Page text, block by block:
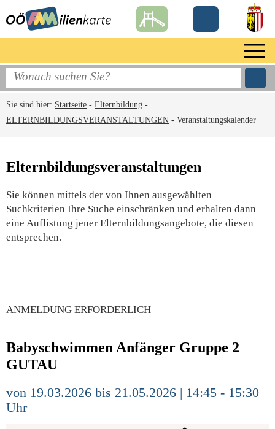
Sie sind hier: Startseite - Elternbildung -
ELTERNBILDUNGSVERANSTALTUNGEN - Veranstaltungskalender
Elternbildungsveranstaltungen
Sie können mittels der von Ihnen ausgewählten
Suchkriterien Ihre Suche einschränken und erhalten dann
eine Auflistung jener Elternbildungsangebote, die diesen
entsprechen.
ANMELDUNG ERFORDERLICH
Babyschwimmen Anfänger Gruppe 2
GUTAU
von 19.03.2026 bis 21.05.2026 | 14:45 - 15:30
Uhr